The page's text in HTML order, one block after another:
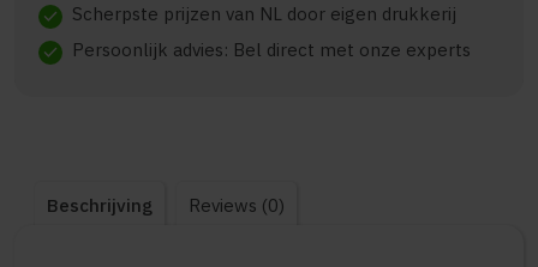
check Scherpste prijzen van NL door eigen drukkerij
check Persoonlijk advies: Bel direct met onze experts
Beschrijving Reviews (0)